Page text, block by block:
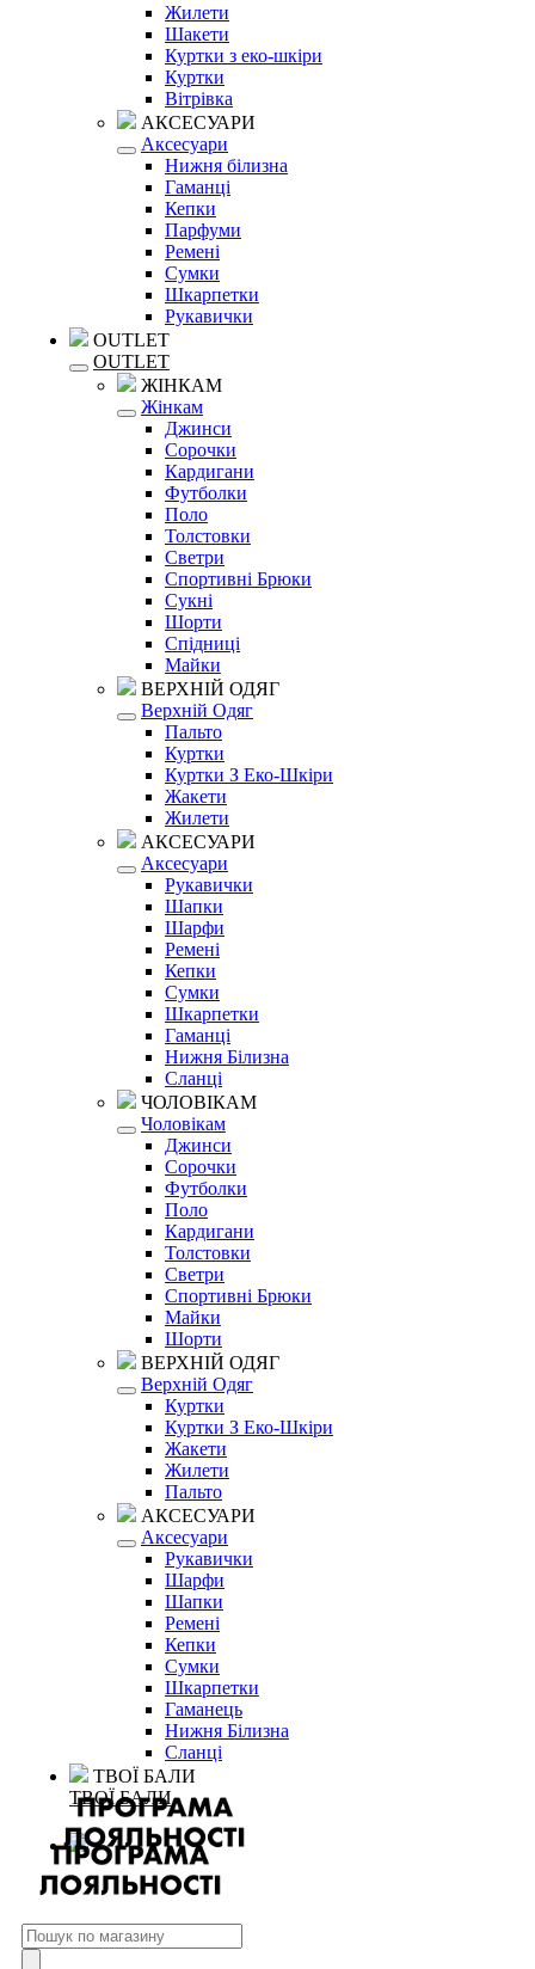
Жилети
Шакети
Куртки з еко-шкіри
Куртки
Вітрівка
АКСЕСУАРИ
Аксесуари
Нижня білизна
Гаманці
Кепки
Парфуми
Ремені
Сумки
Шкарпетки
Рукавички
OUTLET
OUTLET
ЖІНКАМ
Жінкам
Джинси
Сорочки
Кардигани
Футболки
Поло
Толстовки
Светри
Спортивні Брюки
Сукні
Шорти
Спідниці
Майки
ВЕРХНІЙ ОДЯГ
Верхній Одяг
Пальто
Куртки
Куртки З Еко-Шкіри
Жакети
Жилети
АКСЕСУАРИ
Аксесуари
Рукавички
Шапки
Шарфи
Ремені
Кепки
Сумки
Шкарпетки
Гаманці
Нижня Білизна
Сланці
ЧОЛОВІКАМ
Чоловікам
Джинси
Сорочки
Футболки
Поло
Кардигани
Толстовки
Светри
Спортивні Брюки
Майки
Шорти
ВЕРХНІЙ ОДЯГ
Верхній Одяг
Куртки
Куртки З Еко-Шкіри
Жакети
Жилети
Пальто
АКСЕСУАРИ
Аксесуари
Рукавички
Шарфи
Шапки
Ремені
Кепки
Сумки
Шкарпетки
Гаманець
Нижня Білизна
Сланці
ТВОЇ БАЛИ
ТВОЇ БАЛИ